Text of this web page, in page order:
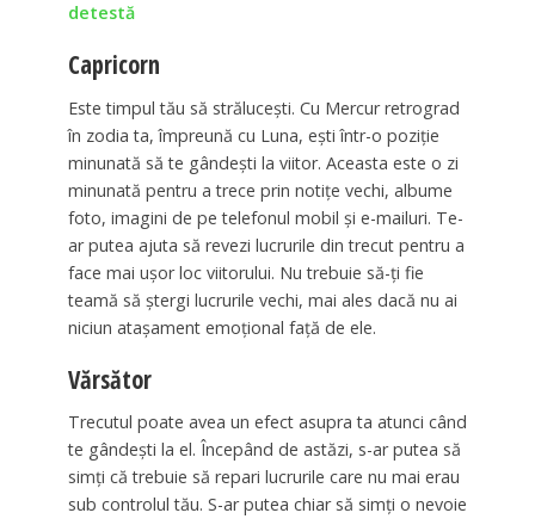
detestă
Capricorn
Este timpul tău să strălucești. Cu Mercur retrograd
în zodia ta, împreună cu Luna, ești într-o poziție
minunată să te gândești la viitor. Aceasta este o zi
minunată pentru a trece prin notițe vechi, albume
foto, imagini de pe telefonul mobil și e-mailuri. Te-
ar putea ajuta să revezi lucrurile din trecut pentru a
face mai ușor loc viitorului. Nu trebuie să-ți fie
teamă să ștergi lucrurile vechi, mai ales dacă nu ai
niciun atașament emoțional față de ele.
Vărsător
Trecutul poate avea un efect asupra ta atunci când
te gândești la el. Începând de astăzi, s-ar putea să
simți că trebuie să repari lucrurile care nu mai erau
sub controlul tău. S-ar putea chiar să simți o nevoie